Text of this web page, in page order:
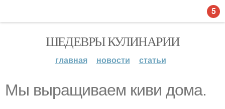
ШЕДЕВРЫ КУЛИНАРИИ
главная новости статьи
Мы выращиваем киви дома.
5